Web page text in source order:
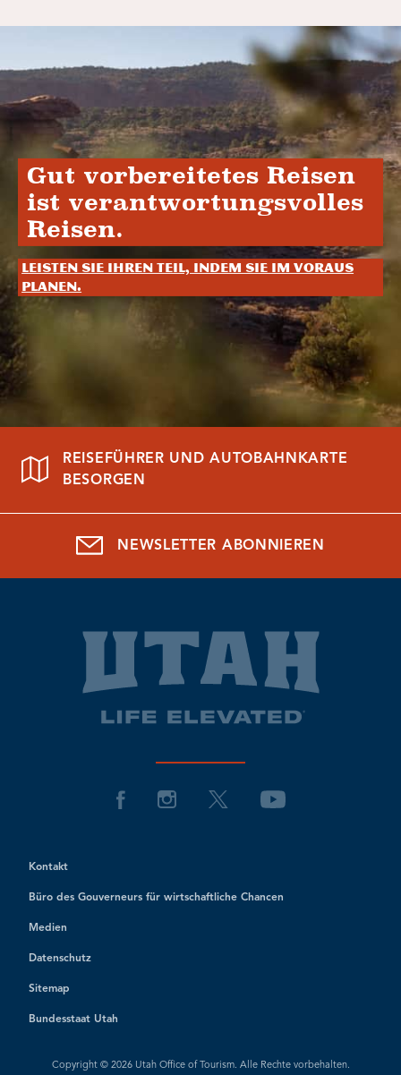
Gut vorbereitetes Reisen
ist verantwortungsvolles
Reisen.
Leisten Sie Ihren Teil, indem Sie im Voraus
planen.
REISEFÜHRER UND AUTOBAHNKARTE
BESORGEN
NEWSLETTER ABONNIEREN
Kontakt
Büro des Gouverneurs für wirtschaftliche Chancen
Medien
Datenschutz
Sitemap
Bundesstaat Utah
Copyright © 2026 Utah Office of Tourism. Alle Rechte vorbehalten.